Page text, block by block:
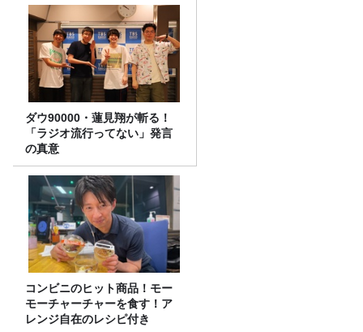
ダウ90000・蓮見翔が斬る！
「ラジオ流行ってない」発言
の真意
コンビニのヒット商品！モー
モーチャーチャーを食す！ア
レンジ自在のレシピ付き